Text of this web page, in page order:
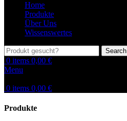
Home
Produkte
Über Uns
Wissenswertes
Search
0 items 0,00 €
Menu
0 items 0,00 €
Produkte